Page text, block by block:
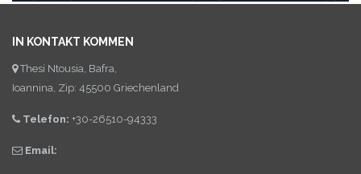
IN KONTAKT KOMMEN
Thesi Ntousia, Bafra,
Ioannina, Zip: 45500 Griechenland
Telefon: +30-26510-94333
Email: